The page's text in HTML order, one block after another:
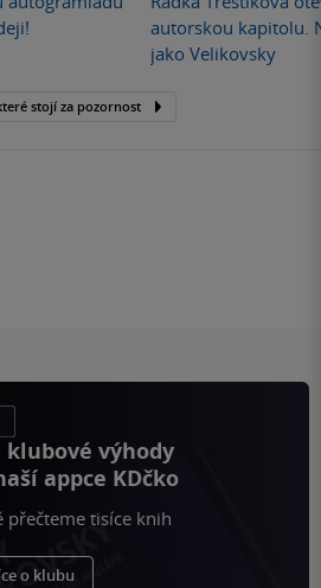
autorskou kapitolu.
jako Velikovsky
stojí za pozornost
klubové výhody
appce KDčko
přečteme tisíce knih
o klubu